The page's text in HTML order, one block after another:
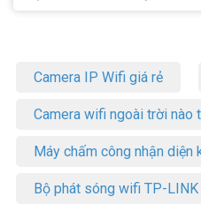
Camera IP Wifi giá rẻ
Camera wifi ngoài trời nào
Máy chấm công nhận diện
Bộ phát sóng wifi TP-LINK